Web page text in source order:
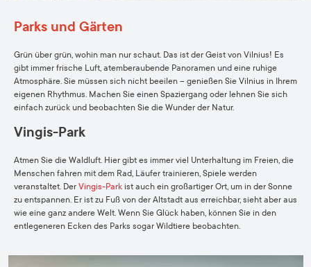
Parks und Gärten
Grün über grün, wohin man nur schaut. Das ist der Geist von Vilnius! Es
gibt immer frische Luft, atemberaubende Panoramen und eine ruhige
Atmosphäre. Sie müssen sich nicht beeilen – genießen Sie Vilnius in Ihrem
eigenen Rhythmus. Machen Sie einen Spaziergang oder lehnen Sie sich
einfach zurück und beobachten Sie die Wunder der Natur.
Vingis-Park
Atmen Sie die Waldluft. Hier gibt es immer viel Unterhaltung im Freien, die
Menschen fahren mit dem Rad, Läufer trainieren, Spiele werden
veranstaltet. Der Vingis-Park ist auch ein großartiger Ort, um in der Sonne
zu entspannen. Er ist zu Fuß von der Altstadt aus erreichbar, sieht aber aus
wie eine ganz andere Welt. Wenn Sie Glück haben, können Sie in den
entlegeneren Ecken des Parks sogar Wildtiere beobachten.